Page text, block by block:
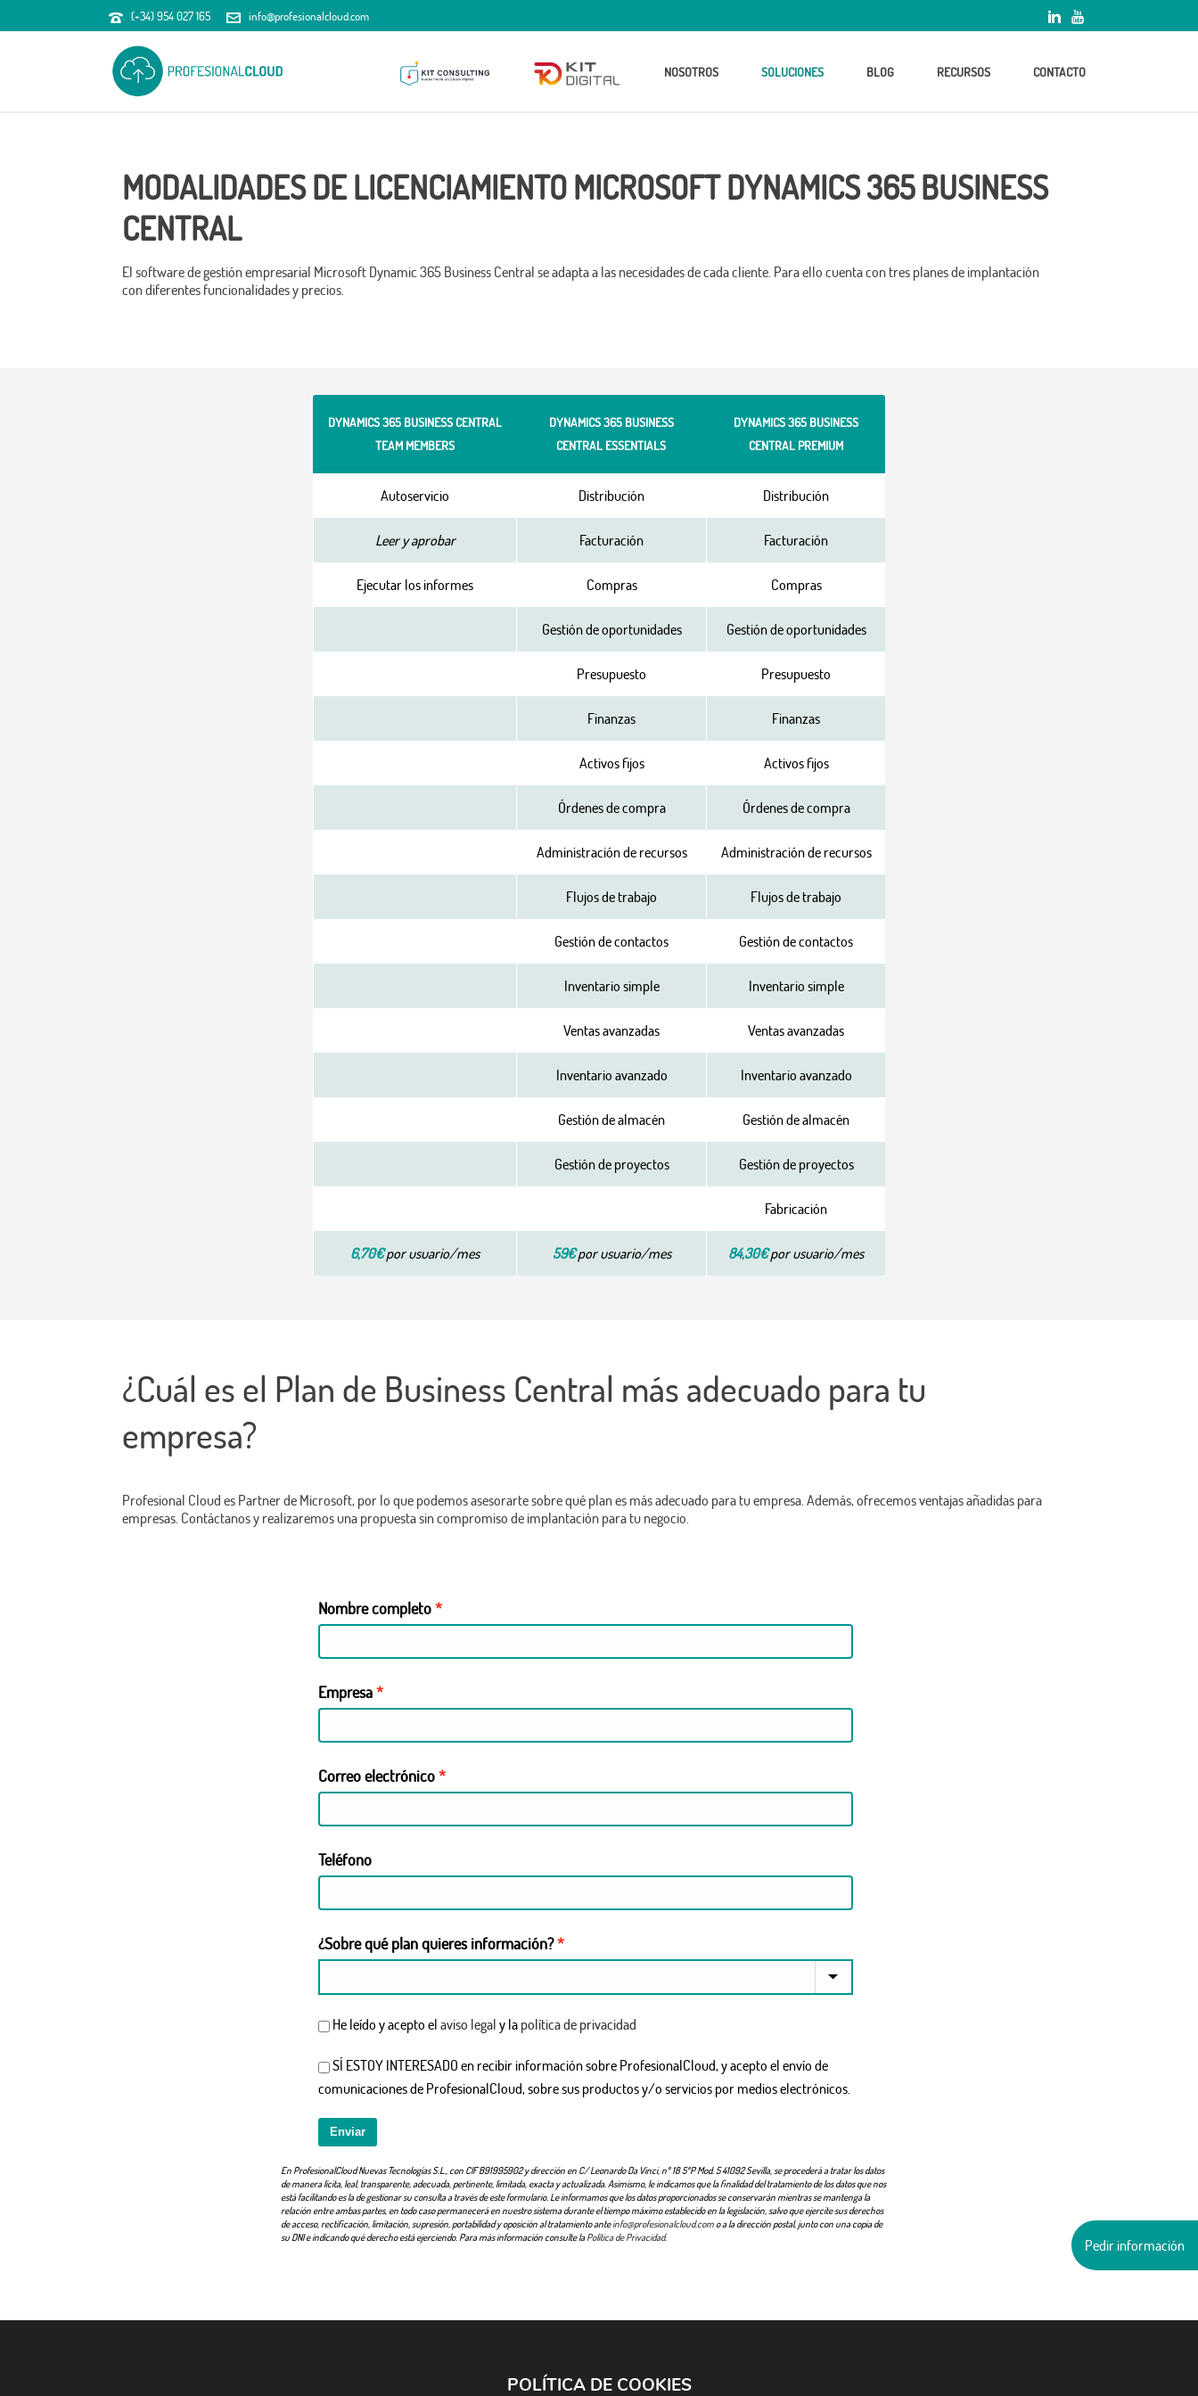
Pedir información
(+34) 954 027 165 info@profesionalcloud.com
NOSOTROS SOLUCIONES BLOG RECURSOS CONTACTO
MODALIDADES DE LICENCIAMIENTO MICROSOFT DYNAMICS 365 BUSINESS
CENTRAL
El software de gestión empresarial Microsoft Dynamic 365 Business Central se adapta a las necesidades de cada cliente. Para ello cuenta con tres planes de implantación
con diferentes funcionalidades y precios.
DYNAMICS 365 BUSINESS CENTRAL
TEAM MEMBERS
DYNAMICS 365 BUSINESS
CENTRAL ESSENTIALS
DYNAMICS 365 BUSINESS
CENTRAL PREMIUM
Autoservicio Distribución Distribución
Leer y aprobar Facturación Facturación
Ejecutar los informes Compras Compras
Gestión de oportunidades Gestión de oportunidades
Presupuesto Presupuesto
Finanzas Finanzas
Activos fijos Activos fijos
Órdenes de compra Órdenes de compra
Administración de recursos Administración de recursos
Flujos de trabajo Flujos de trabajo
Gestión de contactos Gestión de contactos
Inventario simple Inventario simple
Ventas avanzadas Ventas avanzadas
Inventario avanzado Inventario avanzado
Gestión de almacén Gestión de almacén
Gestión de proyectos Gestión de proyectos
Fabricación
6,70€por usuario/mes 59€por usuario/mes 84,30€por usuario/mes
¿Cuál es el Plan de Business Central más adecuado para tu
empresa?
Profesional Cloud es Partner de Microsoft, por lo que podemos asesorarte sobre qué plan es más adecuado para tu empresa. Además, ofrecemos ventajas añadidas para
empresas. Contáctanos y realizaremos una propuesta sin compromiso de implantación para tu negocio.
Nombre completo
Empresa
Correo electrónico
Teléfono
¿Sobre qué plan quieres información?
He leído y acepto el aviso legal y la política de privacidad
SÍ ESTOY INTERESADO en recibir información sobre ProfesionalCloud, y acepto el envío de
comunicaciones de ProfesionalCloud, sobre sus productos y/o servicios por medios electrónicos.
Enviar
En ProfesionalCloud Nuevas Tecnologías S.L., con CIF B91995902 y dirección en C/ Leonardo Da Vinci, nº 18 5ªP Mod. 5 41092 Sevilla, se procederá a tratar los datos
de manera lícita, leal, transparente, adecuada, pertinente, limitada, exacta y actualizada. Asimismo, le indicamos que la finalidad del tratamiento de los datos que nos
está facilitando es la de gestionar su consulta a través de este formulario. Le informamos que los datos proporcionados se conservarán mientras se mantenga la
relación entre ambas partes, en todo caso permanecerá en nuestro sistema durante el tiempo máximo establecido en la legislación, salvo que ejercite sus derechos
de acceso, rectificación, limitación, supresión, portabilidad y oposición al tratamiento anteinfo@profesionalcloud.com o a la dirección postal, junto con una copia de
su DNI e indicando qué derecho está ejerciendo. Para más información consulte laPolítica de Privacidad.
Microsoft Azure
POLÍTICA DE COOKIES